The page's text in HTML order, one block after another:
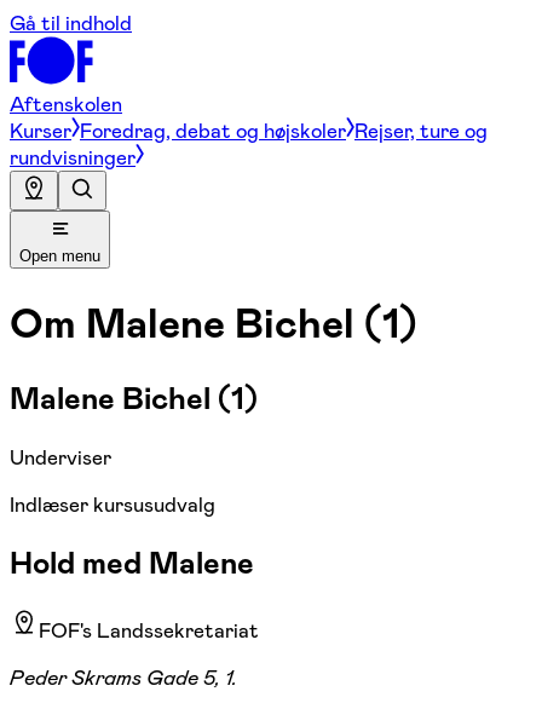
Gå til indhold
Aftenskolen
Kurser Foredrag, debat og højskoler Rejser, ture og
rundvisninger
Open menu
Om Malene Bichel (1)
Malene Bichel (1)
Underviser
Indlæser kursusudvalg
Hold med Malene
FOF's Landssekretariat
Peder Skrams Gade 5, 1.